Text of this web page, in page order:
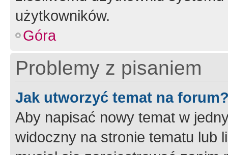
użytkowników.
Góra
Problemy z pisaniem
Jak utworzyć temat na
Aby napisać nowy temat w
widoczny na stronie tematu lub